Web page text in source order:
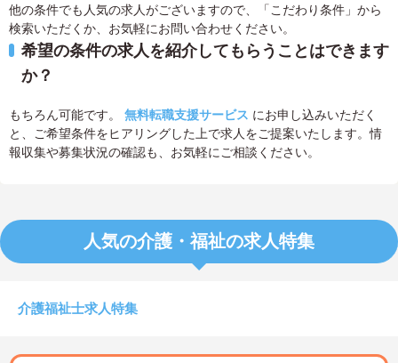
他の条件でも人気の求人がございますので、「こだわり条件」から
検索いただくか、お気軽にお問い合わせください。
希望の条件の求人を紹介してもらうことはできます
か？
もちろん可能です。 無料転職支援サービス にお申し込みいただく
と、ご希望条件をヒアリングした上で求人をご提案いたします。情
報収集や募集状況の確認も、お気軽にご相談ください。
人気の介護・福祉の求人特集
介護福祉士求人特集